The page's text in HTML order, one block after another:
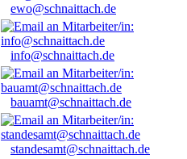
ewo@schnaittach.de
info@schnaittach.de
bauamt@schnaittach.de
standesamt@schnaittach.de